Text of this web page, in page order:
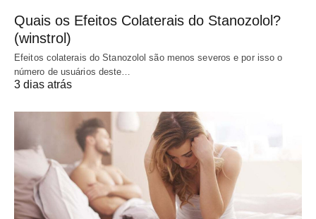
Quais os Efeitos Colaterais do Stanozolol?
(winstrol)
Efeitos colaterais do Stanozolol são menos severos e por isso o
número de usuários deste…
3 dias atrás